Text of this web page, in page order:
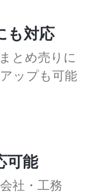
も対応
とめ売りに
ップも可能
可能
社・工務